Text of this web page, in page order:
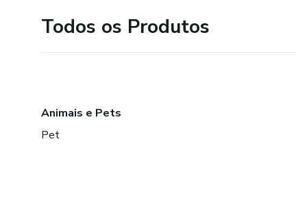
Todos os Produtos
Animais e Pets
Pet